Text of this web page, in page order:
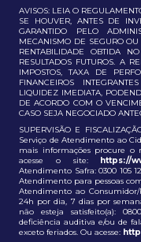
AVISOS: LEIA O
SE HOUVER, ANTES DE
GARANTIDO PELO
MECANISMO DE SEGURO
RENTABILIDADE OBTIDA
RESULTADOS FUTUROS. A
IMPOSTOS, TAXA DE
FINANCEIROS
LIQUIDEZ IMEDIATA,
DE ACORDO COM O
CASO SEJA NEGOCIADO
SUPERVISÃO E
Serviço de Atendimento ao
mais informações procure o
acesse o site: https://
Atendimento Safra: 0300 105
Atendimento para pessoas
Atendimento ao Consumidor/
24h por dia, 7 dias por
não esteja satisfeito(a):
deficiência auditiva e/ou de
exceto feriados. Ou acesse: